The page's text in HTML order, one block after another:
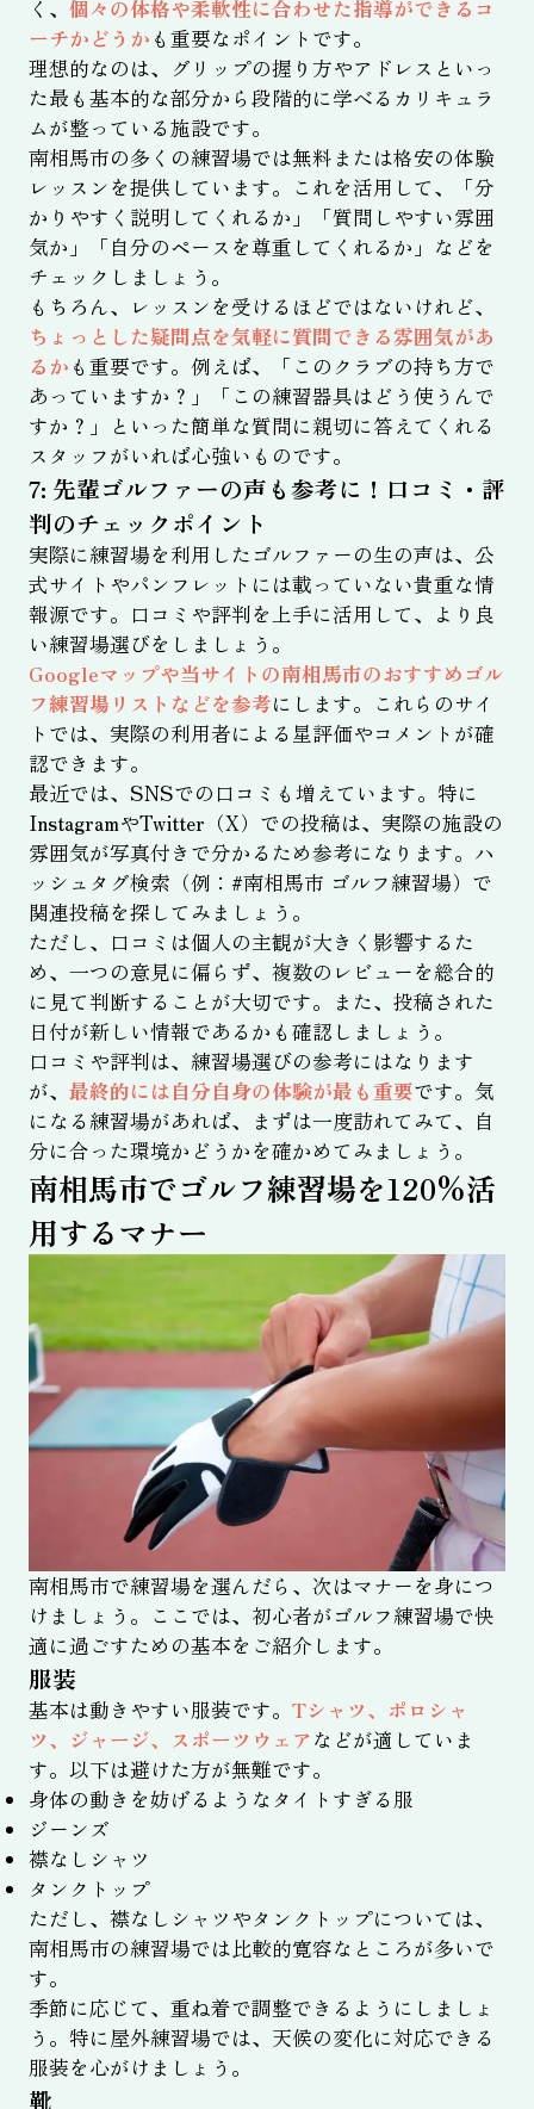
く、 個々の体格や柔軟性に合わせた指導ができるコ
ーチかどうか も重要なポイントです。
理想的なのは、グリップの握り方やアドレスといっ
た最も基本的な部分から段階的に学べるカリキュラ
ムが整っている施設です。
南相馬市の多くの練習場では無料または格安の体験
レッスンを提供しています。これを活用して、「分
かりやすく説明してくれるか」「質問しやすい雰囲
気か」「自分のペースを尊重してくれるか」などを
チェックしましょう。
もちろん、レッスンを受けるほどではないけれど、
ちょっとした疑問点を気軽に質問できる雰囲気があ
るか も重要です。例えば、「このクラブの持ち方で
あっていますか？」「この練習器具はどう使うんで
すか？」といった簡単な質問に親切に答えてくれる
スタッフがいれば心強いものです。
7: 先輩ゴルファーの声も参考に！口コミ・評
判のチェックポイント
実際に練習場を利用したゴルファーの生の声は、公
式サイトやパンフレットには載っていない貴重な情
報源です。口コミや評判を上手に活用して、より良
い練習場選びをしましょう。
Googleマップや当サイトの南相馬市のおすすめゴル
フ練習場リストなどを参考にします。これらのサイ
トでは、実際の利用者による星評価やコメントが確
認できます。
最近では、SNSでの口コミも増えています。特に
InstagramやTwitter（X）での投稿は、実際の施設の
雰囲気が写真付きで分かるため参考になります。ハ
ッシュタグ検索（例：#南相馬市 ゴルフ練習場）で
関連投稿を探してみましょう。
ただし、口コミは個人の主観が大きく影響するた
め、一つの意見に偏らず、複数のレビューを総合的
に見て判断することが大切です。また、投稿された
日付が新しい情報であるかも確認しましょう。
口コミや評判は、練習場選びの参考にはなります
が、 最終的には自分自身の体験が最も重要です。気
になる練習場があれば、まずは一度訪れてみて、自
分に合った環境かどうかを確かめてみましょう。
南相馬市でゴルフ練習場を120%活
用するマナー
南相馬市で練習場を選んだら、次はマナーを身につ
けましょう。ここでは、初心者がゴルフ練習場で快
適に過ごすための基本をご紹介します。
服装
基本は動きやすい服装です。 Tシャツ、ポロシャ
ツ、ジャージ、スポーツウェアなどが適していま
す。以下は避けた方が無難です。
身体の動きを妨げるようなタイトすぎる服
ジーンズ
襟なしシャツ
タンクトップ
ただし、襟なしシャツやタンクトップについては、
南相馬市の練習場では比較的寛容なところが多いで
す。
季節に応じて、重ね着で調整できるようにしましょ
う。特に屋外練習場では、天候の変化に対応できる
服装を心がけましょう。
靴